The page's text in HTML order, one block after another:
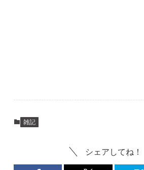
雑記
シェアしてね！